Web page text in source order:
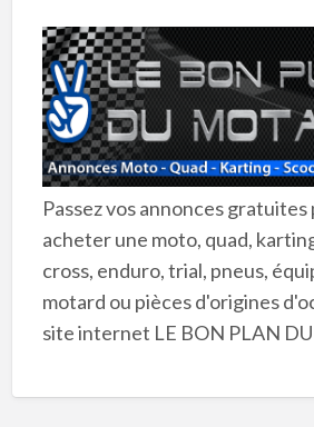
Passez vos annonces
acheter une moto, quad,
cross, enduro, trial, pneus,
motard ou pièces d'origines
site internet LE BON PLAN